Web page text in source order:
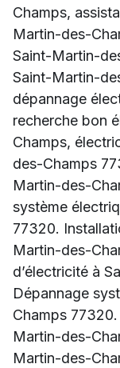
Champs,
Martin-des-
Saint-Martin-
Saint-Martin-
dépannage
recherche bon
Champs,
des-Champs
Martin-des-
système
77320.
Martin-des-
d’électricité à
Dépannage
Champs
Martin-des-
Martin-des-